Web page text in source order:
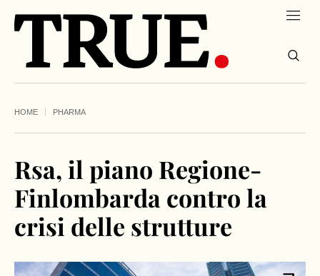
HOME PHARMA
Rsa, il piano Regione-
Finlombarda contro la
crisi delle strutture